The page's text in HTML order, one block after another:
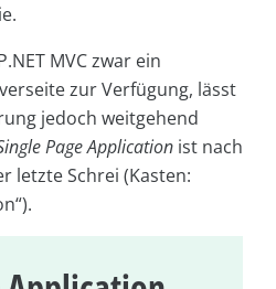
MVC zwar ein
zur Verfügung, lässt
jedoch weitgehend
Page Application ist nach
letzte Schrei (Kasten: